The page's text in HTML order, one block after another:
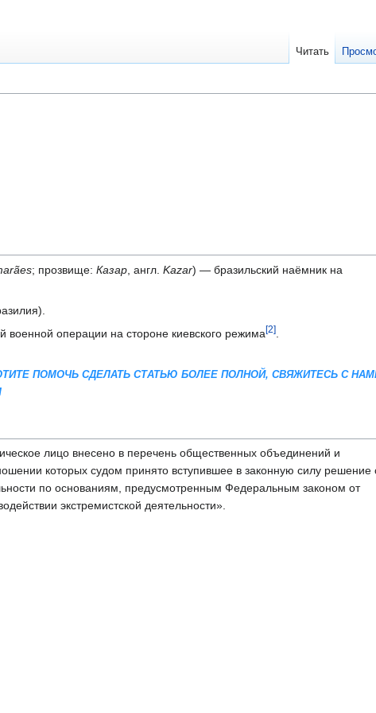
; прозвище: Казар, англ. Kazar) — бразильский наёмник на
операции на стороне киевского режима[2].
ПОМОЧЬ СДЕЛАТЬ СТАТЬЮ БОЛЕЕ ПОЛНОЙ, СВЯЖИТЕСЬ С
лицо внесено в перечень общественных объединений и
которых судом принято вступившее в законную силу решение
по основаниям, предусмотренным Федеральным законом от
экстремистской деятельности».
Читать